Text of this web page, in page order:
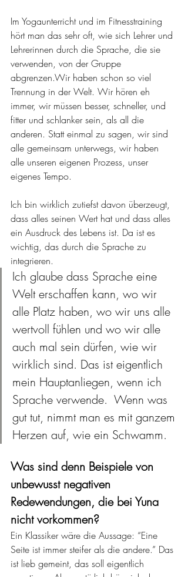
Im Yogaunterricht und im Fitnesstraining
hört man das sehr oft, wie sich Lehrer und
Lehrerinnen durch die Sprache, die sie
verwenden, von der Gruppe
abgrenzen.Wir haben schon so viel
Trennung in der Welt. Wir hören eh
immer, wir müssen besser, schneller, und
fitter und schlanker sein, als all die
anderen. Statt einmal zu sagen, wir sind
alle gemeinsam unterwegs, wir haben
alle unseren eigenen Prozess, unser
eigenes Tempo.
Ich bin wirklich zutiefst davon überzeugt,
dass alles seinen Wert hat und dass alles
ein Ausdruck des Lebens ist. Da ist es
wichtig, das durch die Sprache zu
integrieren.
Ich glaube dass Sprache eine
Welt erschaffen kann, wo wir
alle Platz haben, wo wir uns alle
wertvoll fühlen und wo wir alle
auch mal sein dürfen, wie wir
wirklich sind. Das ist eigentlich
mein Hauptanliegen, wenn ich
Sprache verwende.  Wenn was
gut tut, nimmt man es mit ganzem
Herzen auf, wie ein Schwamm.
Was sind denn Beispiele von
unbewusst negativen
Redewendungen, die bei Yuna
nicht vorkommen?
Ein Klassiker wäre die Aussage: “Eine
Seite ist immer steifer als die andere.” Das
ist lieb gemeint, das soll eigentlich